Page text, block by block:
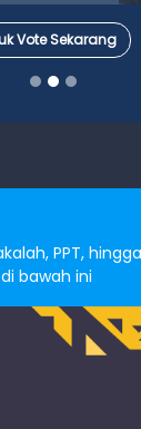
Vote Sekarang
PPT,
bawah ini